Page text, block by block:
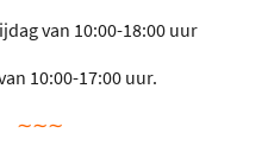
van 10:00-18:00 uur
10:00-17:00 uur.
∼∼∼